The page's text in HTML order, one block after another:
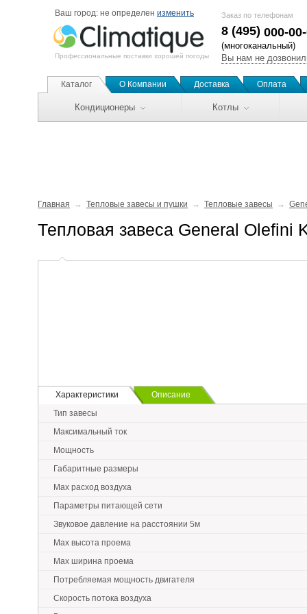
Ваш город: не определен изменить
Профессиональные поставки хорошей погоды
Заказ по телефонам
8 (495) 000-
(многоканальный)
Вы нам не
Каталог О Компании Доставка Оплата
Кондиционеры Котлы
Главная Тепловые завесы и пушки Тепловые завесы
Тепловая завеса General Olefini
Характеристики
Описание
Тип завесы
Максимальный ток
Мощность
Габаритные размеры
Max расход воздуха
Параметры питающей сети
Звуковое давление на расстоянии 5м
Max высота проема
Max ширина проема
Потребляемая мощность двигателя
Скорость потока воздуха